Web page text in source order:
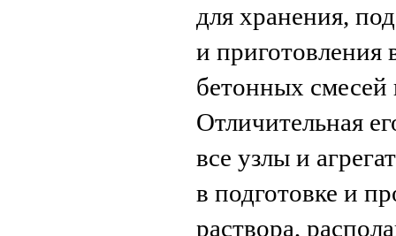
для хранения,
и приготовления
бетонных смесей
Отличительная
все узлы и
в подготовке и
раствора,